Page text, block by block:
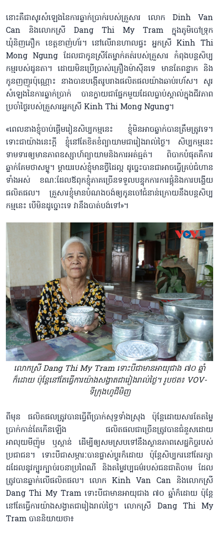
នោះគឺជាសូរសំឡេងនៃការឆ្លាក់ប្រាក់របស់គ្រួសារ លោក Dinh Van
Can និងលោកស្រី Dang Thi My Tram ក្នុងភូមិបៅទ្រុក
ឃុំនិញភឿក ខេត្តខាញ់ហ័រ។ នៅលើរានហាលផ្ទះ អ្នកស្រី Kinh Thi
Mong Ngung ដែលជាកូនស្រីតែម្នាក់គត់របស់គ្រួសារ កំពុងបន្តសិប្ប
កម្មរបស់ដូនតា។ ដោយមិនប្រើប្រាស់គ្រឿងម៉ាស៊ីនទេ មានតែពន្លាក និង
កូនញញួរប៉ុណ្ណោះ នាងបានបង្កើតរូបរាងផលិតផលយ៉ាងឆាប់រហ័ស។ សូរ
សំឡេងនៃការឆ្លាក់ប្រាក់ បានក្លាយជាផ្នែកមួយដែលធ្លាប់ស្គាល់ក្នុងជីវភាព
ប្រចាំថ្ងៃរបស់គ្រួសារអ្នកស្រី Kinh Thi Mong Ngung។
«ពេលនាងខ្ញុំចាប់ផ្តើមរៀនសិប្បកម្មនេះ ខ្ញុំមិនអាចឆ្លាក់បានត្រឹមត្រូវទេ។
ទោះជាយ៉ាងនេះក្ដី ខ្ញុំនៅតែខិតខំព្យាយាមជារៀងរាល់ថ្ងៃ។ សិប្បកម្មនេះ
ទាមទារឲ្យមានភាពឧស្សាហ៍ព្យាយាមនិងការអត់ធ្មត់។ ពិបាកបំផុតគឺការ
ឆ្លាក់គែមថាសម្លូ។ ម្តាយរបស់ខ្ញុំមានថ្វីដៃល្អ ដូច្នេះបានជាអាចធ្វើគ្រប់ជំហាន
ទាំងអស់ ខណៈដែលឪពុកខ្ញុំភាគច្រើនទទួលបន្ទុកការការផ្គុំនិងការបង្ហើយ
ផលិតផល។ គ្រួសារខ្ញុំមានបំណងចង់ឲ្យកូនចៅជំនាន់ក្រោយនឹងបន្តសិប្ប
កម្មនេះ បើមិនដូច្នោះទេ វានឹងបាត់បង់ទៅ»។
លោកស្រី Dang Thi My Tram ទោះបីជាមានអាយុជាង ៧០ ឆ្នាំ
ក៏ដោយ ប៉ុន្តែនៅតែធ្វើការយ៉ាងសង្វាតជារៀងរាល់ថ្ងៃ។​ រូបថត៖ VOV-
ទីក្រុងហូជីមិញ
ពីមុន ផលិតផលត្រូវបានធ្វើពីប្រាក់សុទ្ធទាំងស្រុង ប៉ុន្តែដោយសារតែតម្លៃ
ប្រាក់កាន់តែកើនឡើង ផលិតផលជាច្រើនត្រូវបានជំនួសដោយ
អាលុយមីញ៉ូម ឬស្ពាន់ ដើម្បីឲ្យសមស្របទៅនឹងស្ថានភាពសេដ្ឋកិច្ចរបស់
ប្រជាជន។ ទោះបីជាសម្ភារៈបានផ្លាស់ប្តូរក៏ដោយ ប៉ុន្តែសិប្បករនៅតែរក្សា
ដដែលនូវក្បូរក្បាច់រចនាប្រពៃណី និងតម្លៃវប្បធម៌របស់ជនជាតិចាម ដែល
ត្រូវបានឆ្លាក់លើផលិតផល។ លោក Kinh Van Can និងលោកស្រី
Dang Thi My Tram ទោះបីជាមានអាយុជាង ៧០ ឆ្នាំក៏ដោយ ប៉ុន្តែ
នៅតែធ្វើការយ៉ាងសង្វាតជារៀងរាល់ថ្ងៃ។ លោកស្រី Dang Thi My
Tram បាននិយាយថា៖